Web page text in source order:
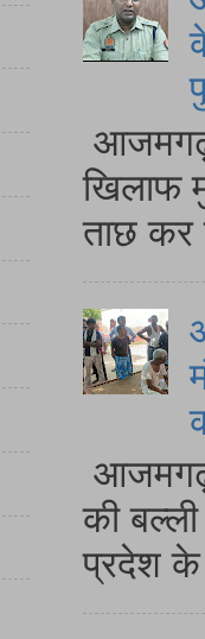
आजमगढ़
खिलाफ
ताछ कर
आजमगढ़
की
प्रदेश